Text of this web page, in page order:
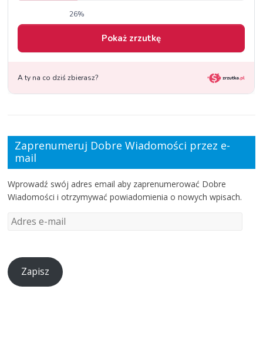
Zaprenumeruj Dobre Wiadomości przez e-
mail
Wprowadź swój adres email aby zaprenumerować Dobre
Wiadomości i otrzymywać powiadomienia o nowych wpisach.
Zapisz